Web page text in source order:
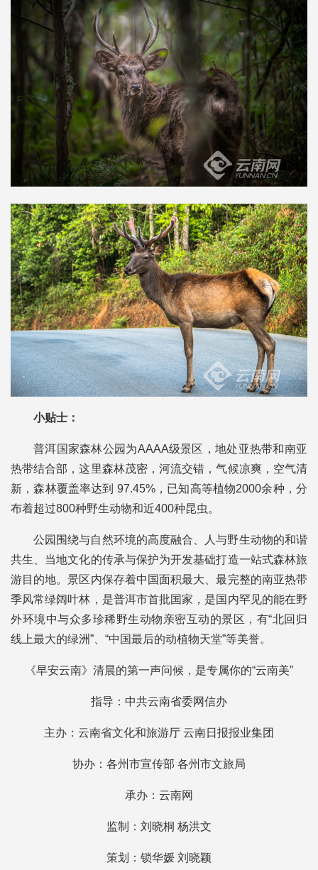
小贴士：
普洱国家森林公园为AAAA级景区，地处亚热带和南亚
热带结合部，这里森林茂密，河流交错，气候凉爽，空气清
新，森林覆盖率达到 97.45%，已知高等植物2000余种，分
布着超过800种野生动物和近400种昆虫。
公园围绕与自然环境的高度融合、人与野生动物的和谐
共生、当地文化的传承与保护为开发基础打造一站式森林旅
游目的地。景区内保存着中国面积最大、最完整的南亚热带
季风常绿阔叶林，是普洱市首批国家，是国内罕见的能在野
外环境中与众多珍稀野生动物亲密互动的景区，有“北回归
线上最大的绿洲”、“中国最后的动植物天堂”等美誉。
《早安云南》清晨的第一声问候，是专属你的“云南美”
指导：中共云南省委网信办
主办：云南省文化和旅游厅 云南日报报业集团
协办：各州市宣传部 各州市文旅局
承办：云南网
监制：刘晓桐 杨洪文
策划：锁华媛 刘晓颖